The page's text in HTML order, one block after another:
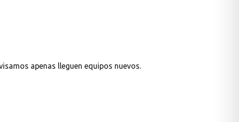
apenas lleguen equipos nuevos.